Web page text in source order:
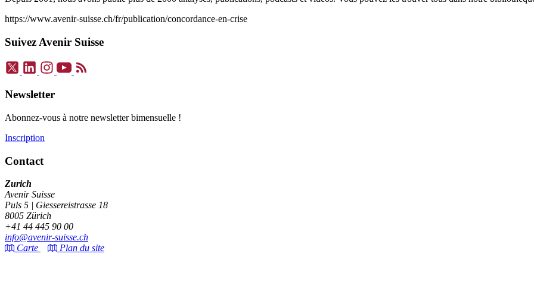
https://www.avenir-suisse.ch/fr/publication/concordance-en-crise
Suivez Avenir Suisse
Newsletter
Abonnez-vous à notre newsletter bimensuelle !
Inscription
Contact
Zurich
Avenir Suisse
Puls 5 | Giessereistrasse 18
8005 Zürich
+41 44 445 90 00
info@avenir-suisse.ch
Carte
Plan du site